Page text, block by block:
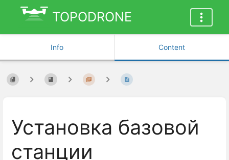
TOPODRONE
Info Content
Установка базовой
станции